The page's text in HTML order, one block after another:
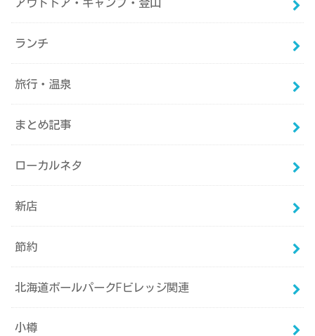
アウトドア・キャンプ・登山
ランチ
旅行・温泉
まとめ記事
ローカルネタ
新店
節約
北海道ボールパークFビレッジ関連
小樽